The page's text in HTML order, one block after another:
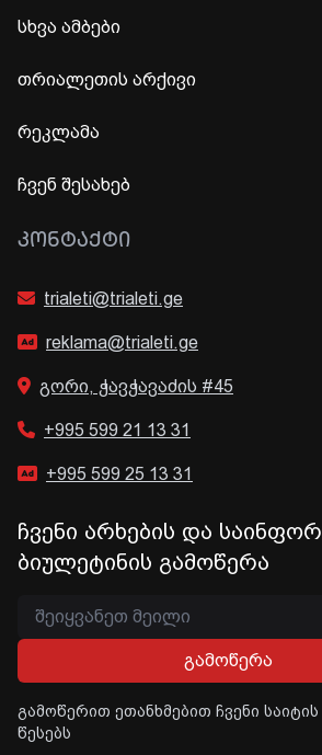
სხვა ამბები
თრიალეთის არქივი
რეკლამა
ჩვენ შესახებ
ᲙᲝᲜᲢᲐᲥᲢᲘ
trialeti@trialeti.ge
reklama@trialeti.ge
გორი, ჭავჭავაძის #45
+995 599 21 13 31
+995 599 25 13 31
ჩვენი არხების და
ბიულეტინის გამოწერა
გამოწერა
გამოწერით ეთანხმებით ჩვენი
წესებს